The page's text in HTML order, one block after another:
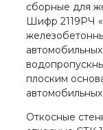
сборные для
Шифр 2119РЧ
плоским
Откосные